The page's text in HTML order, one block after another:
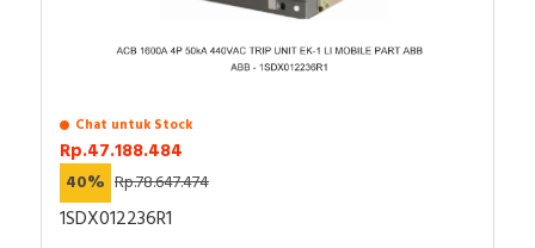
Chat untuk Stock
Rp.47.188.484
40% Rp.78.647.474
1SDX012236R1